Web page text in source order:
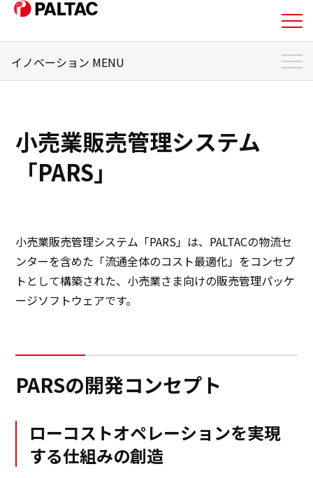
事業内容
IR情報
IR情報
サステナビリティ
イノベーション
イノベーション
イノベーション MENU
小売業販売管理システム「PARS」
小売業販売管理システム「PARS自動発注」
PALTAC-VANサービス「PEGASUS」
AI需要予測で食品ロス削減「自動発注サービス」
次世代型物流システム「SPAID」
受賞歴・特許一覧
小売業販売管理システム
「PARS」
小売業販売管理システム「PARS」は、PALTACの物流セ
ンターを含めた「流通全体のコスト最適化」をコンセプ
トとして構築された、小売業さま向けの販売管理パッケ
ージソフトウェアです。
PARSの開発コンセプト
ローコストオペレーションを実現
する仕組みの創造